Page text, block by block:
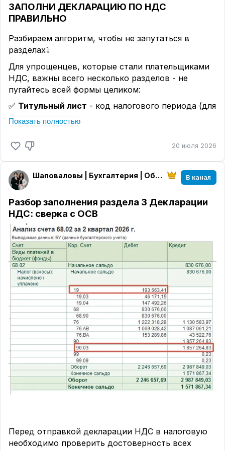
ЗАПОЛНИ ДЕКЛАРАЦИЮ ПО НДС
ПРАВИЛЬНО
Разбираем алгоритм, чтобы не запутаться в
разделах⤵️
Для упрощенцев, которые стали плательщиками
НДС, важны всего несколько разделов - не
пугайтесь всей формы целиком:
✅ Титульный лист - код налогового периода (для
2 квартала 2026 - «22»), код по месту учёта
возмещению, формируется автоматически на
последним
✅Раздел 3
- основной расчёт: здесь отражаете
налоговую базу по реализации, применяемую
ставку - 5%, 7% или 22% и сумму исчисленного
налога
✅Раздел 8- данные книги покупок построчно по
каждому счёту-фактуре, дающему право на
вычет
✅Раздел 9
- данные книги продаж построчно по
каждому выставленному счёту-фактуре
‼️Если применяете пониженную ставку 5% или 7%
- раздел 3 заполняется с учётом того, что права
на вычет входного НДС у вас нет, это отдельная
особенность спецрежима
📌Разделы 8 и 9 обычно формируются
автоматически из учётной программы - но ⁠перед
отправкой обязательно сверьте их с книгой
покупок и продаж вручную
Показать полностью
20 июля 2026
Шаповаловы | Бухгалтерия | Обучение В канал
Разбор заполнения раздела 3 Декларации
НДС: сверка с ОСВ
Перед отправкой декларации НДС в налоговую
необходимо проверить достоверность всех